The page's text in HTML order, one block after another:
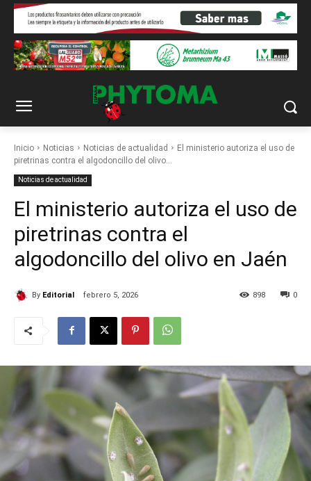
Inicio Noticias Noticias de actualidad
El ministerio autoriza el uso de
piretrinas contra el algodoncillo del olivo...
Noticias de actualidad
El ministerio autoriza el uso de
piretrinas contra el
algodoncillo del olivo en Jaén
By Editorial febrero 5, 2026 0
898